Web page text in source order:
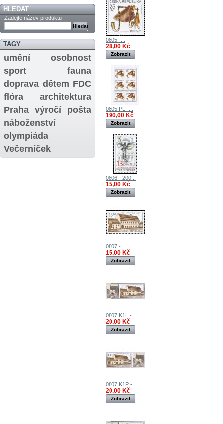
HLEDAT
Zadejte název produktu
TAGY
umění
osobnost
sport
fauna
doprava dětem FDC
flóra
architektura
Praha
výročí
pošta
náboženství
olympiáda
Večerníček
0805 -...
28,00 Kč
Zobrazit
0805 PL -...
190,00 Kč
Zobrazit
0806 - 200...
15,00 Kč
Zobrazit
0807 -...
15,00 Kč
Zobrazit
0807 K1L -...
20,00 Kč
Zobrazit
0807 K1P -...
20,00 Kč
Zobrazit